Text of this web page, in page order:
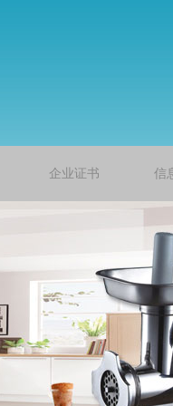
企业证书 信